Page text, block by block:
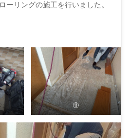
ーリングの施工を行いました。
⑪